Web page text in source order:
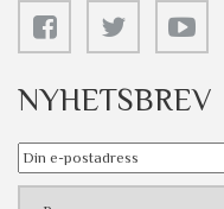
NYHETSBREV